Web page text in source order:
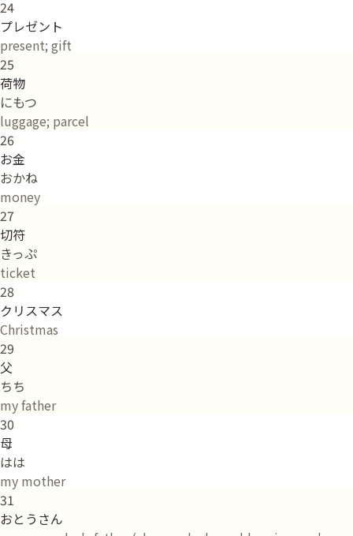
24
プレゼント
present; gift
25
荷物
にもつ
luggage; parcel
26
お金
おかね
money
27
切符
きっぷ
ticket
28
クリスマス
Christmas
29
父
ちち
my father
30
母
はは
my mother
31
おとうさん